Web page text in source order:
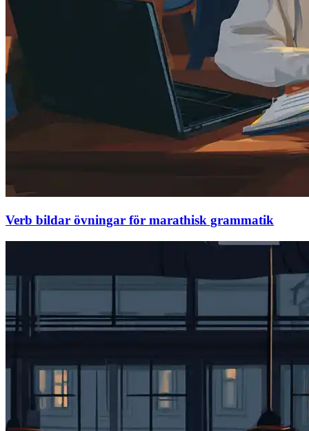
Verb bildar övningar för marathisk grammatik